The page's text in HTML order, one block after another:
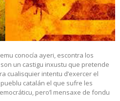
conocía ayeri, escontra los
un castigu inxustu que pretende
cualisquier intentu d’exercer el
catalán el que sufre les
pero’l mensaxe de fondu